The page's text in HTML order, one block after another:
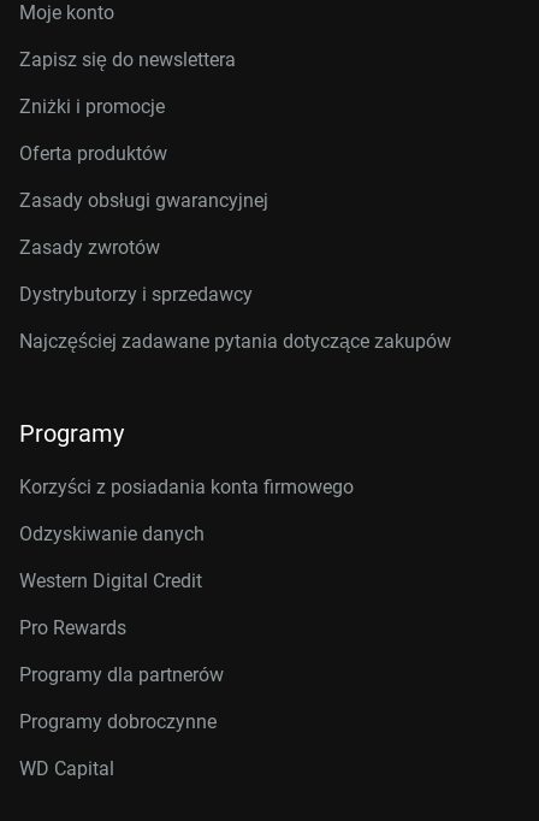
Moje konto
Zapisz się do newslettera
Zniżki i promocje
Oferta produktów
Zasady obsługi gwarancyjnej
Zasady zwrotów
Dystrybutorzy i sprzedawcy
Najczęściej zadawane pytania dotyczące zakupów
Programy
Korzyści z posiadania konta firmowego
Odzyskiwanie danych
Western Digital Credit
Pro Rewards
Programy dla partnerów
Programy dobroczynne
WD Capital